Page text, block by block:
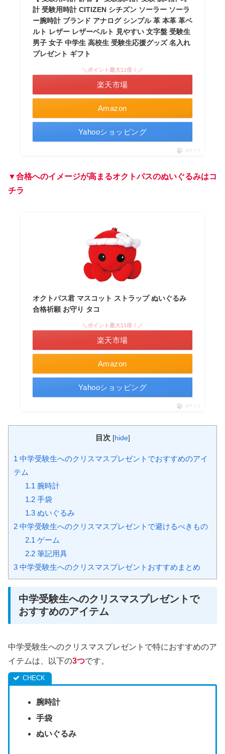
計 受験用時計 CITIZEN シチズン ソーラー ソーラ
ー腕時計 ブランド アナログ シンプル 革 本革 革ベ
ルト レザー レザーベルト 見やすい 文字盤 受験生
男子 女子 中学生 高校生 受験生応援グッズ 名入れ
プレゼント ギフト
Amazon
＼ポイント最大11倍！／
楽天市場
Yahooショッピング
ポチップ
▼合格へのイメージが高まるオクトパスのぬいぐるみはコ
チラ
オクトパス君 マスコット ストラップ ぬいぐるみ
合格祈願 お守り タコ
Amazon
＼ポイント最大11倍！／
楽天市場
Yahooショッピング
ポチップ
目次 [hide]
1 中学受験生へのクリスマスプレゼントでおすすめのアイ
テム
1.1 腕時計
1.2手袋
1.3ぬいぐるみ
2 中学受験生へのクリスマスプレゼントで避けるべきもの
2.1 ゲーム
2.2筆記用具
3 中学受験生へのクリスマスプレゼントおすすめまとめ
中学受験生へのクリスマスプレゼントで
おすすめのアイテム
中学受験生へのクリスマスプレゼントで特におすすめのア
イテムは、以下の3つです。
腕時計
手袋
ぬいぐるみ